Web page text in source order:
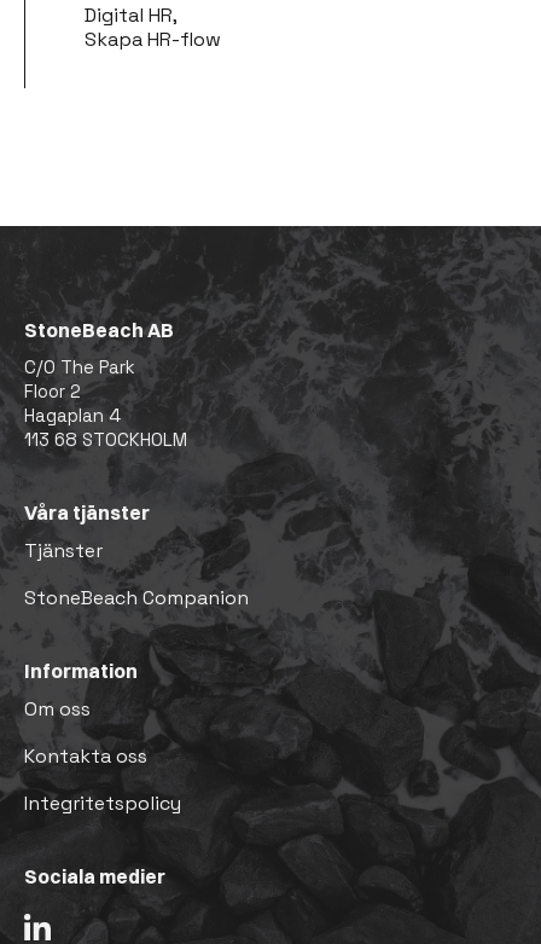
Digital HR,
Skapa HR-flow
StoneBeach AB
C/O The Park
Floor 2
Hagaplan 4
113 68 STOCKHOLM
Våra tjänster
Tjänster
StoneBeach Companion
Information
Om oss
Kontakta oss
Integritetspolicy
Sociala medier